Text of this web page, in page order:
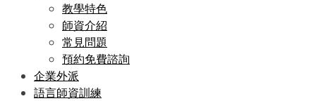
教學特色
師資介紹
常見問題
預約免費諮詢
企業外派
語言師資訓練